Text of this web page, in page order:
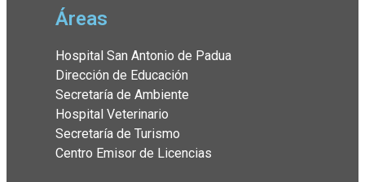
Áreas
Hospital San Antonio de Padua
Dirección de Educación
Secretaría de Ambiente
Hospital Veterinario
Secretaría de Turismo
Centro Emisor de Licencias